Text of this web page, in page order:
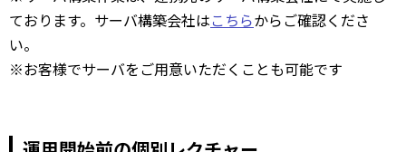
ております。サーバ構築会社はこちらからご確認くださ
い。
※お客様でサーバをご用意いただくことも可能です